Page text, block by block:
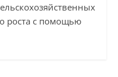
роста с помощью